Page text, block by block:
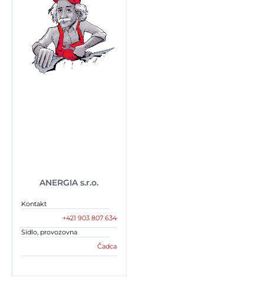
ANERGIA s.r.o.
Kontakt
+421 903 807 634
Sídlo, provozovna
Čadca